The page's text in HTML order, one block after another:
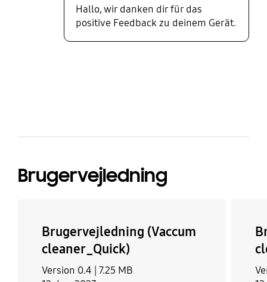
Hallo, wir danken dir für das
positive Feedback zu deinem Gerät.
Brugervejledning
Brugervejledning (Vaccum
cleaner_Quick)
Version 0.4 | 7.25 MB